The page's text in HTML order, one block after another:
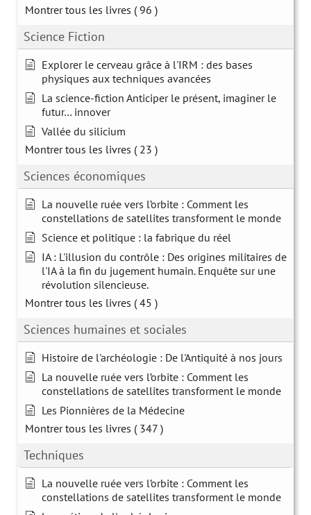
Montrer tous les livres ( 96 )
Science Fiction
Explorer le cerveau grâce à l'IRM : des bases
physiques aux techniques avancées
La science-fiction Anticiper le présent, imaginer le
futur… innover
Vallée du silicium
Montrer tous les livres ( 23 )
Sciences économiques
La nouvelle ruée vers l’orbite : Comment les
constellations de satellites transforment le monde
Science et politique : la fabrique du réel
IA : L'illusion du contrôle : Des origines militaires de
l'IA à la fin du jugement humain. Enquête sur une
révolution silencieuse.
Montrer tous les livres ( 45 )
Sciences humaines et sociales
Histoire de l'archéologie : De l'Antiquité à nos jours
La nouvelle ruée vers l’orbite : Comment les
constellations de satellites transforment le monde
Les Pionnières de la Médecine
Montrer tous les livres ( 347 )
Techniques
La nouvelle ruée vers l’orbite : Comment les
constellations de satellites transforment le monde